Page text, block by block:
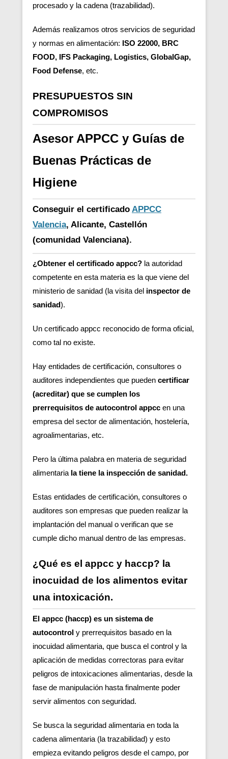
procesado y la cadena (trazabilidad).
Además realizamos otros servicios de seguridad
y normas en alimentación: ISO 22000, BRC
FOOD, IFS Packaging, Logistics, GlobalGap,
Food Defense, etc.
PRESUPUESTOS SIN
COMPROMISOS
Asesor APPCC y Guías de
Buenas Prácticas de
Higiene
Conseguir el certificado APPCC
Valencia, Alicante, Castellón
(comunidad Valenciana).
¿Obtener el certificado appcc? la autoridad
competente en esta materia es la que viene del
ministerio de sanidad (la visita del inspector de
sanidad).
Un certificado appcc reconocido de forma oficial,
como tal no existe.
Hay entidades de certificación, consultores o
auditores independientes que pueden certificar
(acreditar) que se cumplen los
prerrequisitos de autocontrol appcc en una
empresa del sector de alimentación, hostelería,
agroalimentarias, etc.
Pero la última palabra en materia de seguridad
alimentaria la tiene la inspección de sanidad.
Estas entidades de certificación, consultores o
auditores son empresas que pueden realizar la
implantación del manual o verifican que se
cumple dicho manual dentro de las empresas.
¿Qué es el appcc y haccp? la
inocuidad de los alimentos evitar
una intoxicación.
El appcc (haccp) es un sistema de
autocontrol y prerrequisitos basado en la
inocuidad alimentaria, que busca el control y la
aplicación de medidas correctoras para evitar
peligros de intoxicaciones alimentarias, desde la
fase de manipulación hasta finalmente poder
servir alimentos con seguridad.
Se busca la seguridad alimentaria en toda la
cadena alimentaria (la trazabilidad) y esto
empieza evitando peligros desde el campo, por